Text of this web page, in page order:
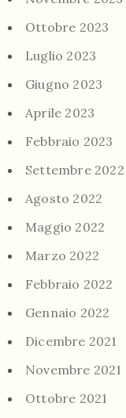
Ottobre 2023
Luglio 2023
Giugno 2023
Aprile 2023
Febbraio 2023
Settembre 2022
Agosto 2022
Maggio 2022
Marzo 2022
Febbraio 2022
Gennaio 2022
Dicembre 2021
Novembre 2021
Ottobre 2021